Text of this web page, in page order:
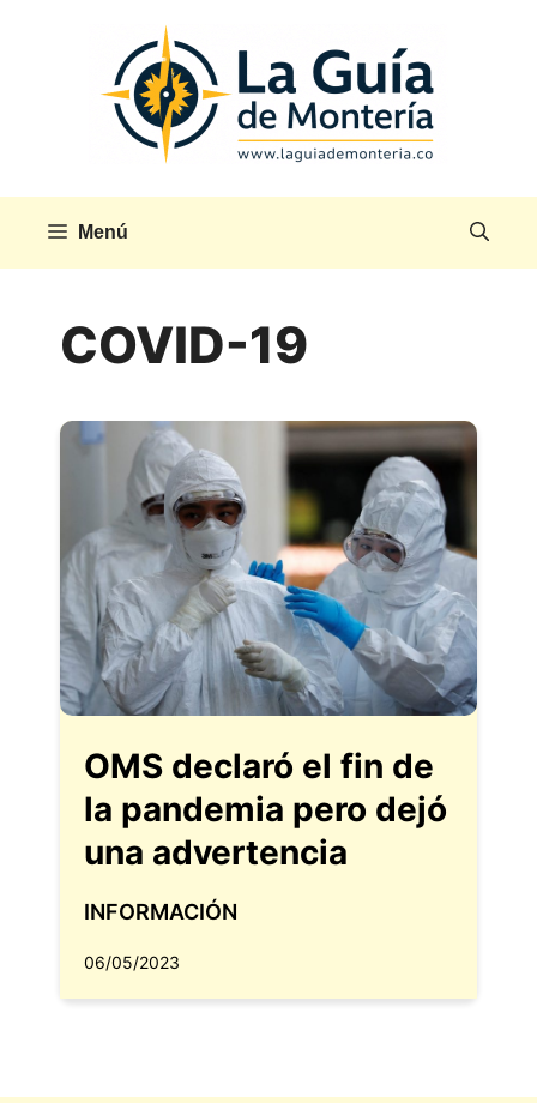
Menú
COVID-19
OMS declaró el fin de
la pandemia pero dejó
una advertencia
INFORMACIÓN
06/05/2023